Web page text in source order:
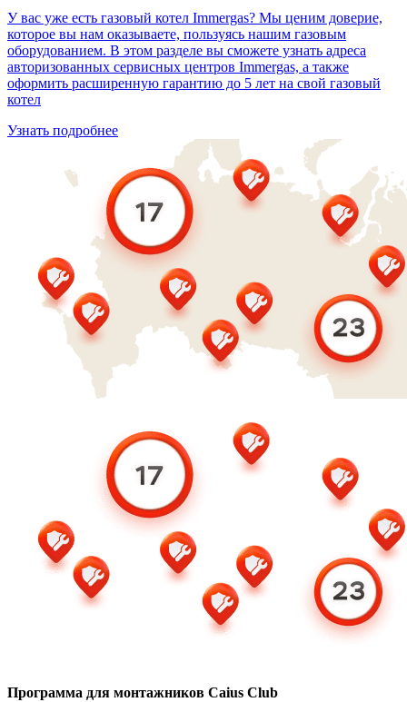
У вас уже есть газовый котел Immergas? Мы ценим доверие,
которое вы нам оказываете, пользуясь нашим газовым
оборудованием. В этом разделе вы сможете узнать адреса
авторизованных сервисных центров Immergas, а также
оформить расширенную гарантию до 5 лет на свой газовый
котел
Узнать подробнее
Программа для монтажников Caius Club